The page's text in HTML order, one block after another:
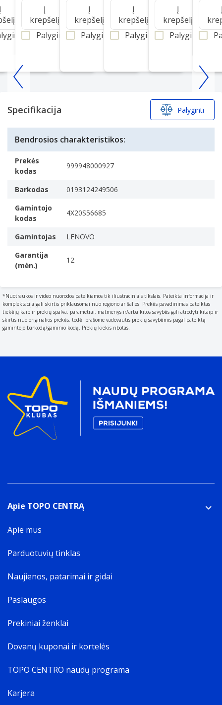
AdapterĮ
krepšelį
Palyginti
GX21F23046 300
W AC Adapter
Į
krepšelį
Palyginti
Į
krepšelį
Palyginti
AC Adapter
Į
krepšelį
Palyginti
Item
Specifikacija Palyginti
Bendrosios charakteristikos:
Prekės
kodas
999948000927
Barkodas
0193124249506
Gamintojo
kodas
4X20S56685
Gamintojas
LENOVO
Garantija
(mėn.)
12
*Nuotraukos ir video nuorodos pateikiamos tik iliustraciniais tikslais. Pateikta informacija ir
komplektacija gali skirtis priklausomai nuo regiono ar šalies. Prekės pavadinimas pateiktas
tiekėjų kaip ir prekių spalva, parametrai, matmenys ir/arba kitos savybės gali atrodyti kitaip ir
skirtis nuo originalios prekės, todėl prašome vadovautis prekių savybėmis pagal pateiktą
gamintojo barkodą/gaminio kodą. Prekių kiekis ribotas.
Apie TOPO CENTRĄ
Apie mus
Parduotuvių tinklas
Naujienos, patarimai ir gidai
Paslaugos
Prekiniai ženklai
Dovanų kuponai ir kortelės
TOPO CENTRO naudų programa
Karjera